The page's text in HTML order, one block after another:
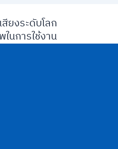
ยงระดับโลก
นการใช้งาน